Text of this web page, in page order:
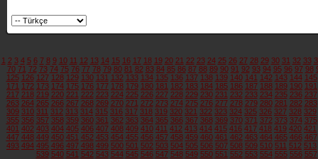
1 2 3 4 5 6 7 8 9 10 11 12 13 14 15 16 17 18 19 20 21 22 23 24 25 26 27 28 29 30 31 32 33
70 71 72 73 74 75 76 77 78 79 80 81 82 83 84 85 86 87 88 89 90 91 92 93 94 95 96 97 98
125 126 127 128 129 130 131 132 133 134 135 136 137 138 139 140 141 142 143 144 145
171 172 173 174 175 176 177 178 179 180 181 182 183 184 185 186 187 188 189 190 191
217 218 219 220 221 222 223 224 225 226 227 228 229 230 231 232 233 234 235 236 237
263 264 265 266 267 268 269 270 271 272 273 274 275 276 277 278 279 280 281 282 283
309 310 311 312 313 314 315 316 317 318 319 320 321 322 323 324 325 326 327 328 329
355 356 357 358 359 360 361 362 363 364 365 366 367 368 369 370 371 372 373 374 375
401 402 403 404 405 406 407 408 409 410 411 412 413 414 415 416 417 418 419 420 421
447 448 449 450 451 452 453 454 455 456 457 458 459 460 461 462 463 464 465 466 467
493 494 495 496 497 498 499 500 501 502 503 504 505 506 507 508 509 510 511 512 513
539 540 541 542 543 544 545 546 547 548 549 550 551 552 553 554 555 556 557